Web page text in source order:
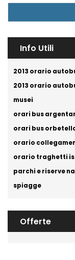
Info Utili
2013 orario
2013 orario
musei
orari bus
orari bus
orario
orario traghetti
parchi e riserve
spiagge
Offerte